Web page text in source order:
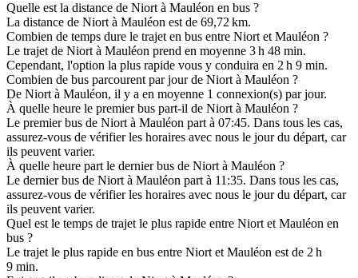
Quelle est la distance de Niort à Mauléon en bus ?
La distance de Niort à Mauléon est de 69,72 km.
Combien de temps dure le trajet en bus entre Niort et Mauléon ?
Le trajet de Niort à Mauléon prend en moyenne 3 h 48 min.
Cependant, l'option la plus rapide vous y conduira en 2 h 9 min.
Combien de bus parcourent par jour de Niort à Mauléon ?
De Niort à Mauléon, il y a en moyenne 1 connexion(s) par jour.
À quelle heure le premier bus part-il de Niort à Mauléon ?
Le premier bus de Niort à Mauléon part à 07:45. Dans tous les cas,
assurez-vous de vérifier les horaires avec nous le jour du départ, car
ils peuvent varier.
À quelle heure part le dernier bus de Niort à Mauléon ?
Le dernier bus de Niort à Mauléon part à 11:35. Dans tous les cas,
assurez-vous de vérifier les horaires avec nous le jour du départ, car
ils peuvent varier.
Quel est le temps de trajet le plus rapide entre Niort et Mauléon en
bus ?
Le trajet le plus rapide en bus entre Niort et Mauléon est de 2 h
9 min.